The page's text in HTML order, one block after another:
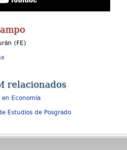
(FE)
relacionados
en Economía
Estudios de Posgrado